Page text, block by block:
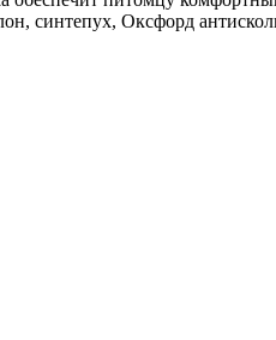
синтепух, Оксфорд